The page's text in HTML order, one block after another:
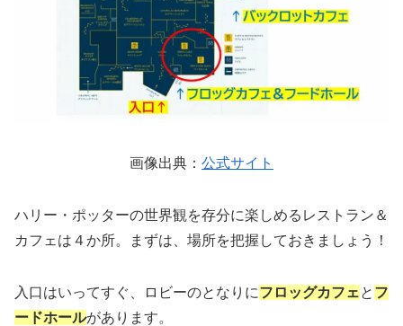
画像出典： 公式サイト
ハリー・ポッターの世界観を存分に楽しめるレストラン＆
カフェは４か所。まずは、場所を把握しておきましょう！
入口はいってすぐ、ロビーのとなりにフロッグカフェと フ
ードホールがあります。